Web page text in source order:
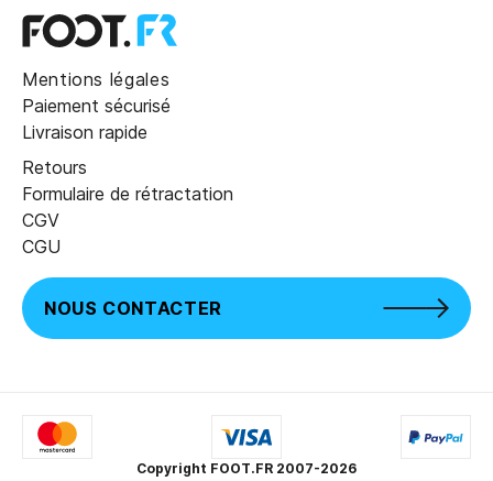
Mentions légales
Paiement sécurisé
Livraison rapide
Retours
Formulaire de rétractation
CGV
CGU
NOUS CONTACTER
Copyright FOOT.FR 2007-2026